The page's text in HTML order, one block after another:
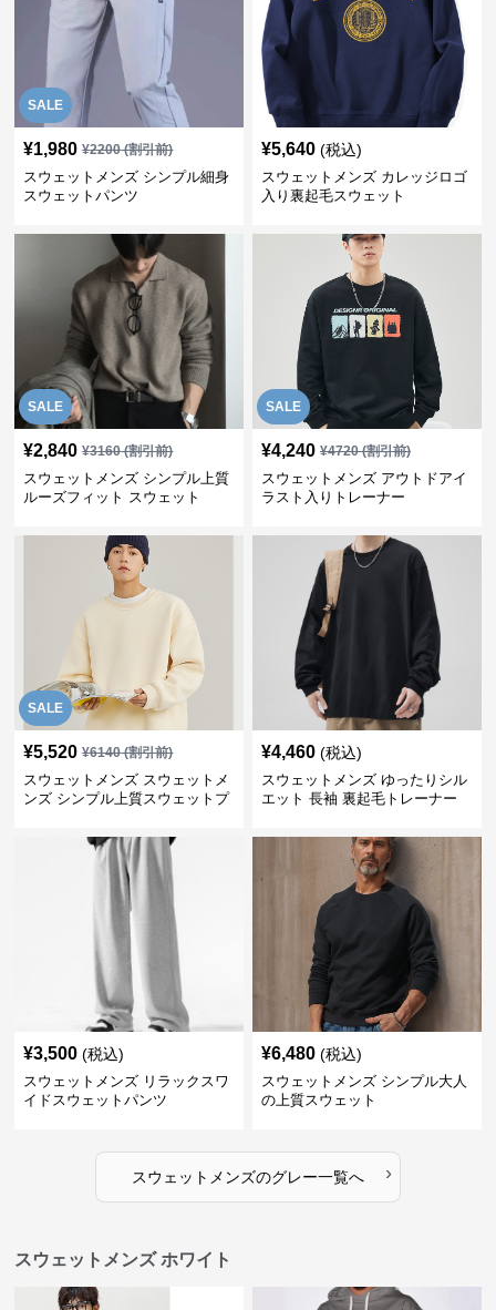
SALE
¥1,980 ¥2200(割引前)
スウェットメンズ シンプル細身
スウェットパンツ
¥5,640 (税込)
スウェットメンズ カレッジロゴ
入り裏起毛スウェット
SALE
¥2,840 ¥3160(割引前)
スウェットメンズ シンプル上質
ルーズフィット スウェット
SALE
¥4,240 ¥4720(割引前)
スウェットメンズ アウトドアイ
ラスト入りトレーナー
SALE
¥5,520 ¥6140(割引前)
スウェットメンズ スウェットメ
ンズ シンプル上質スウェットプ
¥4,460 (税込)
スウェットメンズ ゆったりシル
エット 長袖 裏起毛トレーナー
¥3,500 (税込)
スウェットメンズ リラックスワ
イドスウェットパンツ
¥6,480 (税込)
スウェットメンズ シンプル大人
の上質スウェット
スウェットメンズのグレー一覧へ ›
スウェットメンズ ホワイト